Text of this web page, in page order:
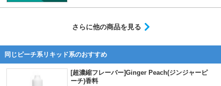
さらに他の商品を見る
同じピーチ系リキッド系のおすすめ
[超濃縮フレーバー]Ginger Peach(ジンジャーピ
ーチ)香料